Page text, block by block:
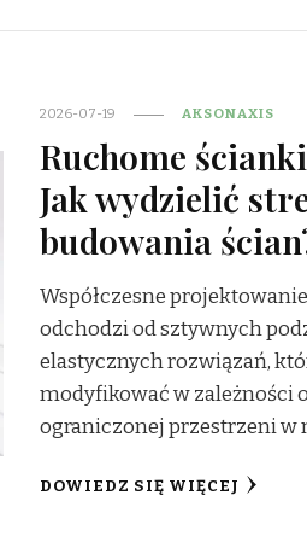
2026-07-19 AKSONAXIS
Ruchome
Jak wydzielić
budowania
Współczesne
odchodzi od sztywnych
elastycznych rozwiązań,
modyfikować w zależności
ograniczonej przestrzeni w
DOWIEDZ SIĘ WIĘCEJ